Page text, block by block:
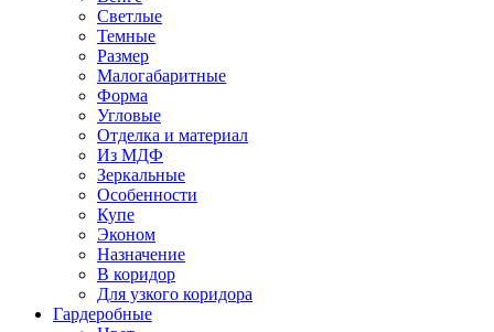
Светлые
Темные
Размер
Малогабаритные
Форма
Угловые
Отделка и материал
Из МДФ
Зеркальные
Особенности
Купе
Эконом
Назначение
В коридор
Для узкого коридора
Гардеробные